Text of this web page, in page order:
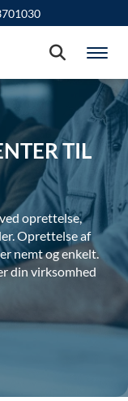
Vis
Søg
TIL
oprettelse,
Oprettelse af
nemt og enkelt.
din virksomhed